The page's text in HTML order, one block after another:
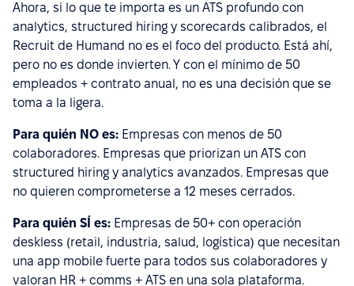
Ahora, si lo que te importa es un ATS profundo con
analytics, structured hiring y scorecards calibrados, el
Recruit de Humand no es el foco del producto. Está ahí,
pero no es donde invierten. Y con el mínimo de 50
empleados + contrato anual, no es una decisión que se
toma a la ligera.
Para quién NO es: Empresas con menos de 50
colaboradores. Empresas que priorizan un ATS con
structured hiring y analytics avanzados. Empresas que
no quieren comprometerse a 12 meses cerrados.
Para quién SÍ es: Empresas de 50+ con operación
deskless (retail, industria, salud, logística) que necesitan
una app mobile fuerte para todos sus colaboradores y
valoran HR + comms + ATS en una sola plataforma.